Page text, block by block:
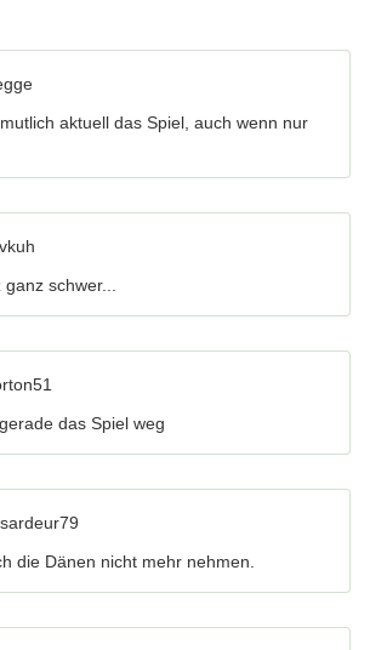
aktuell das Spiel, auch wenn nur
schwer...
das Spiel weg
die Dänen nicht mehr nehmen.